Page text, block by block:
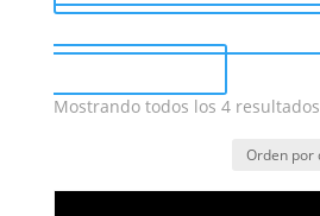
Mostrando todos los 4 resultados